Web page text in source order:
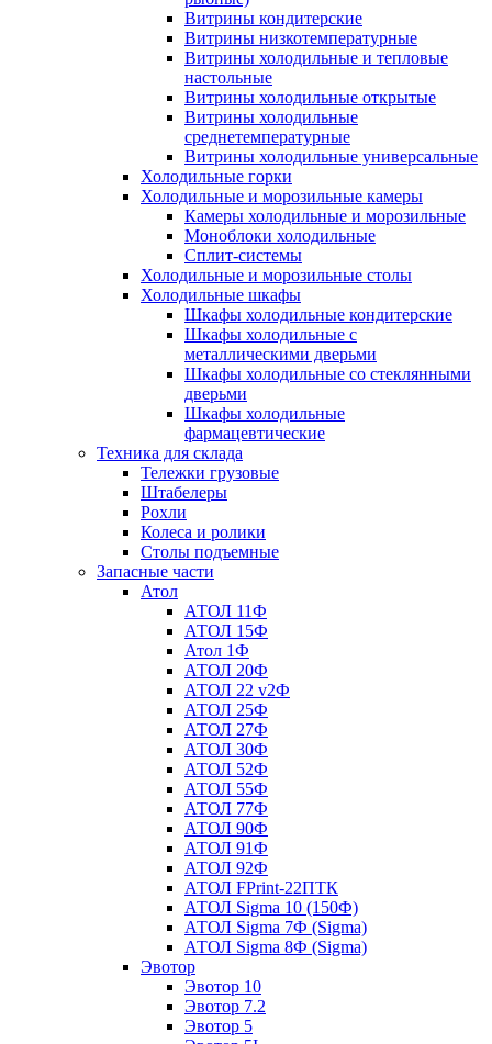
Витрины кондитерские
Витрины низкотемпературные
Витрины холодильные и тепловые
настольные
Витрины холодильные открытые
Витрины холодильные
среднетемпературные
Витрины холодильные универсальные
Холодильные горки
Холодильные и морозильные камеры
Камеры холодильные и морозильные
Моноблоки холодильные
Сплит-системы
Холодильные и морозильные столы
Холодильные шкафы
Шкафы холодильные кондитерские
Шкафы холодильные с
металлическими дверьми
Шкафы холодильные со стеклянными
дверьми
Шкафы холодильные
фармацевтические
Техника для склада
Тележки грузовые
Штабелеры
Рохли
Колеса и ролики
Столы подъемные
Запасные части
Атол
АТОЛ 11Ф
АТОЛ 15Ф
Атол 1Ф
АТОЛ 20Ф
АТОЛ 22 v2Ф
АТОЛ 25Ф
АТОЛ 27Ф
АТОЛ 30Ф
АТОЛ 52Ф
АТОЛ 55Ф
АТОЛ 77Ф
АТОЛ 90Ф
АТОЛ 91Ф
АТОЛ 92Ф
АТОЛ FPrint-22ПТК
АТОЛ Sigma 10 (150Ф)
АТОЛ Sigma 7Ф (Sigma)
АТОЛ Sigma 8Ф (Sigma)
Эвотор
Эвотор 10
Эвотор 7.2
Эвотор 5